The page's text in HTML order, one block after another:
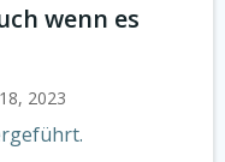
wenn es
2023